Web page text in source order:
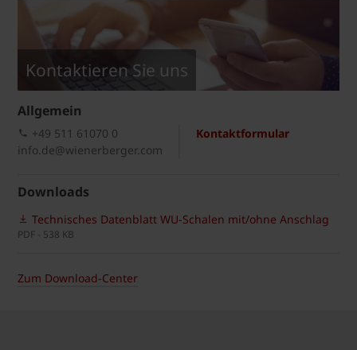
Kontaktieren Sie uns
Allgemein
Kontaktformular
+49 511 61070 0
info.de@wienerberger.com
Downloads
Technisches Datenblatt WU-Schalen mit/ohne Anschlag
PDF - 538 KB
Zum Download-Center